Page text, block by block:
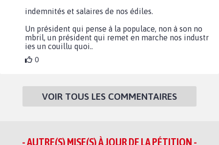
indemnités et salaires de nos édiles.
Un président qui pense à la populace, non à son no
mbril, un président qui remet en marche nos industr
ies un couillu quoi..
0
VOIR TOUS LES COMMENTAIRES
- AUTRE(S) MISE(S) À JOUR DE LA PÉTITION -